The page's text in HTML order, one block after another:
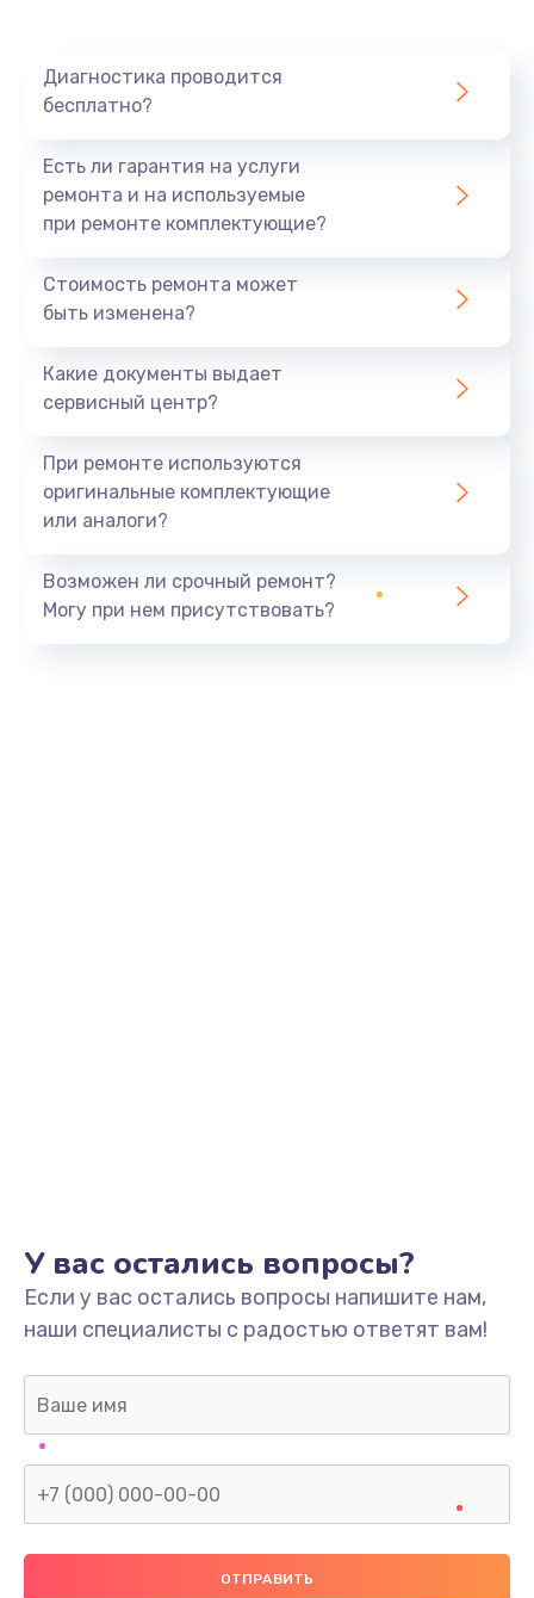
Диагностика проводится
бесплатно?
Есть ли гарантия на услуги
ремонта и на используемые
при ремонте комплектующие?
Стоимость ремонта может
быть изменена?
Какие документы выдает
сервисный центр?
При ремонте используются
оригинальные комплектующие
или аналоги?
Возможен ли срочный ремонт?
Могу при нем присутствовать?
У вас остались вопросы?
Если у вас остались вопросы напишите нам,
наши специалисты с радостью ответят вам!